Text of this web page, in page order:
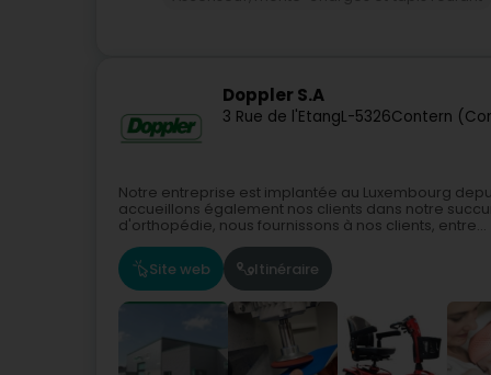
Doppler S.A
3 Rue de l'EtangL-5326Contern
Notre entreprise est implantée au Luxembourg
accueillons également nos clients dans notre
d'orthopédie, nous fournissons à nos clients, entre...
Site web Itinéraire